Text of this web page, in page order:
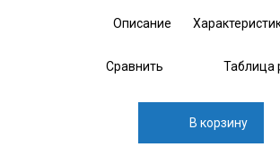
Описание
Сравнить Таблица
В корзину